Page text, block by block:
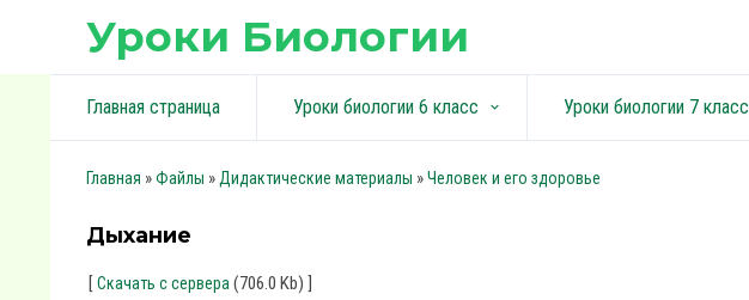
Уроки Биологии
Главная страница Уроки биологии 6 класс keyboard_arrow_down Уроки биологии 7 класс
Главная »Файлы » Дидактические материалы »Человек и его здоровье
Дыхание
[Скачать с сервера (706.0 Kb) ]